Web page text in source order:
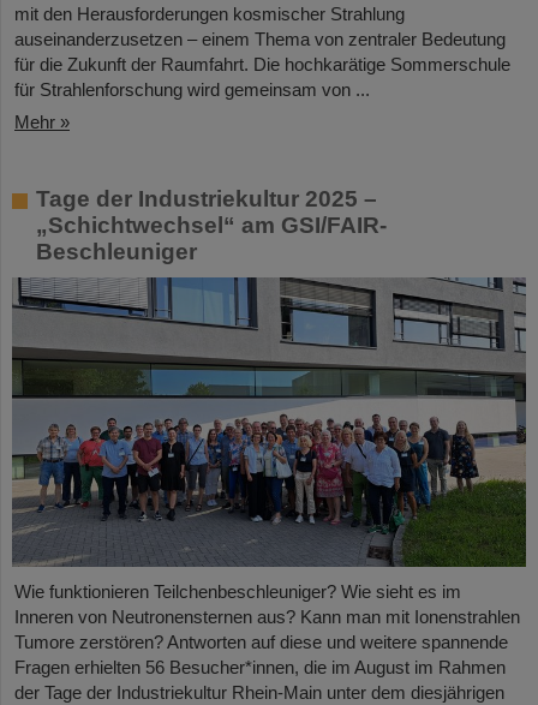
mit den Herausforderungen kosmischer Strahlung
auseinanderzusetzen – einem Thema von zentraler Bedeutung
für die Zukunft der Raumfahrt. Die hochkarätige Sommerschule
für Strahlenforschung wird gemeinsam von ...
Mehr »
Tage der Industriekultur 2025 –
„Schichtwechsel“ am GSI/FAIR-
Beschleuniger
Wie funktionieren Teilchenbeschleuniger? Wie sieht es im
Inneren von Neutronensternen aus? Kann man mit Ionenstrahlen
Tumore zerstören? Antworten auf diese und weitere spannende
Fragen erhielten 56 Besucher*innen, die im August im Rahmen
der Tage der Industriekultur Rhein-Main unter dem diesjährigen